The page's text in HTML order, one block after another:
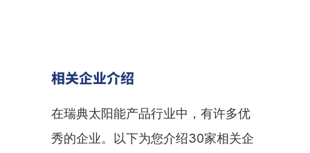
相关企业介绍
在瑞典太阳能产品行业中，有许多优
秀的企业。以下为您介绍30家相关企